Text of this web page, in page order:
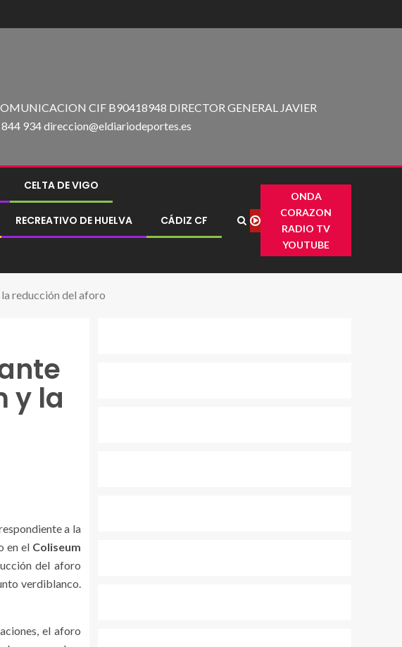
CIF B90418948 DIRECTOR GENERAL JAVIER
934 direccion@eldiariodeportes.es
CELTA DE VIGO
RECREATIVO DE HUELVA CÁDIZ CF
ONDA
CORAZON
RADIO TV
YOUTUBE
reducción del aforo
y la
a la
en el Coliseum
del aforo
verdiblanco.
el aforo